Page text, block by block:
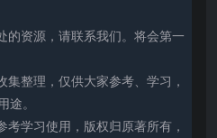
的资源，请联系我们。将会第一
整理，仅供大家参考、学习，
。
学习使用，版权归原著所有，